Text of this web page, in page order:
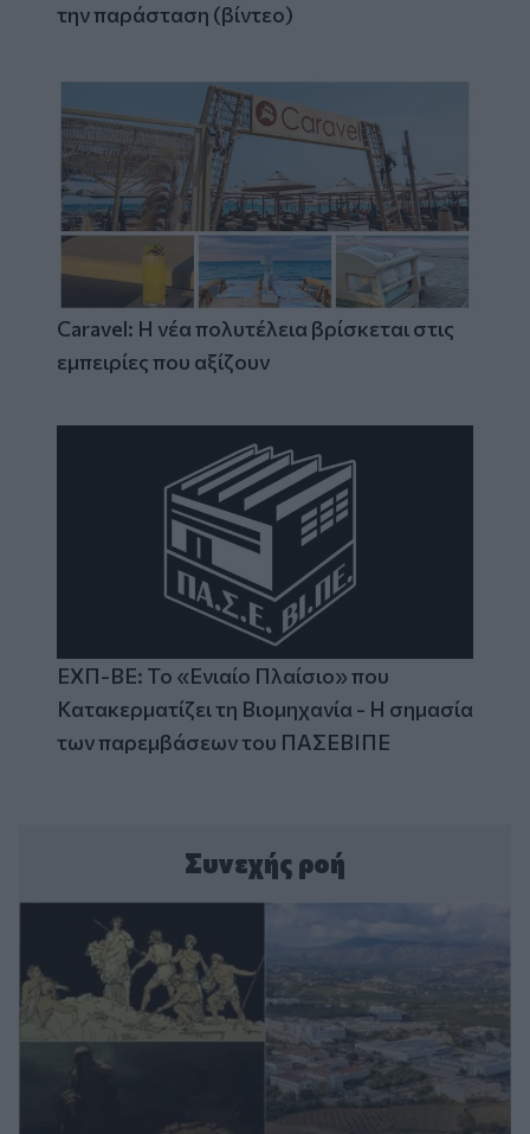
την παράσταση (βίντεο)
Caravel: Η νέα πολυτέλεια βρίσκεται στις
εμπειρίες που αξίζουν
ΕΧΠ-ΒΕ: Το «Ενιαίο Πλαίσιο» που
Κατακερματίζει τη Βιομηχανία - Η σημασία
των παρεμβάσεων του ΠΑΣΕΒΙΠΕ
Συνεχής ροή